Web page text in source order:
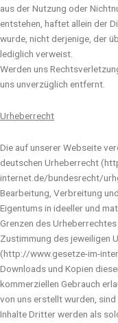
aus der Nutzung oder
entstehen, haftet allein der
wurde, nicht derjenige, der
lediglich verweist.
Werden uns
uns unverzüglich entfernt.
Urheberrecht
Die auf unserer Webseite
deutschen Urheberrecht
internet.de/bundesrecht/
Bearbeitung, Verbreitung
Eigentums in ideeller und
Grenzen des
Zustimmung des jeweiligen
(http://www.gesetze-im-
Downloads und Kopien
kommerziellen Gebrauch
von uns erstellt wurden,
Inhalte Dritter werden als